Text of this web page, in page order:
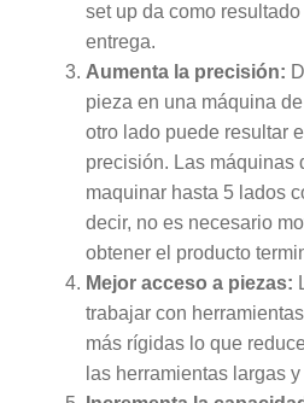
set up da como
entrega.
Aumenta la precisión:
pieza en una máquina
otro lado puede resultar
precisión. Las máquinas
maquinar hasta 5 lados
decir, no es necesario
obtener el producto
Mejor acceso a piezas:
trabajar con
más rígidas lo que
las herramientas largas